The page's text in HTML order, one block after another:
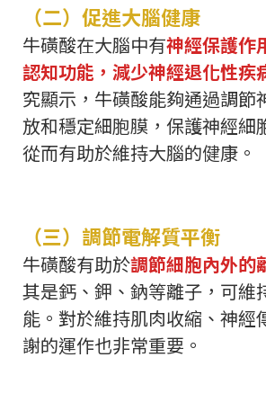
（二）促進大腦健康
牛磺酸在大腦中有神經保護作
認知功能，減少神經退化性疾
究顯示，牛磺酸能夠通過調節
放和穩定細胞膜，保護神經細
從而有助於維持大腦的健康。
（三）調節電解質平衡
牛磺酸有助於調節細胞內外的
其是鈣、鉀、鈉等離子，可維
能。對於維持肌肉收縮、神經
謝的運作也非常重要。